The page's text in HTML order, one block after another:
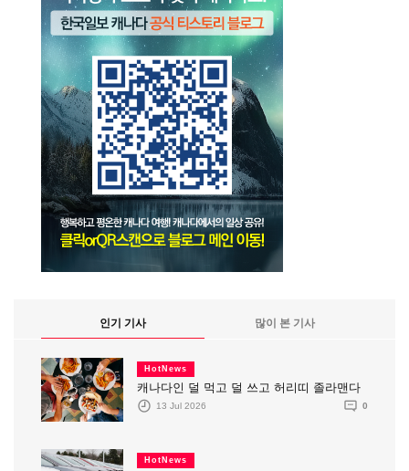
인기 기사 많이 본 기사
HotNews
캐나다인 덜 먹고 덜 쓰고 허리띠 졸라맨다
13 Jul 2026 0
HotNews